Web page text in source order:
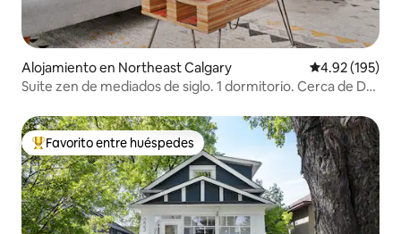
Alojamiento en Northeast Calgary Calificación
4.92 (195)
Suite zen de mediados de siglo. 1 dormitorio. Cerca de DT,
Favorito entre huéspedes preferido
Favorito entre huéspedes